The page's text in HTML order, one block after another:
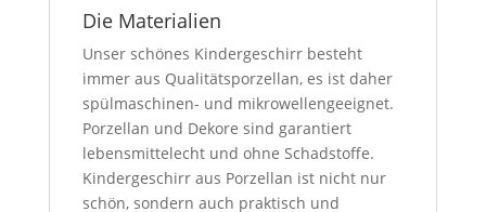
Die Materialien
Unser schönes Kindergeschirr besteht
immer aus Qualitätsporzellan, es ist daher
spülmaschinen- und mikrowellengeeignet.
Porzellan und Dekore sind garantiert
lebensmittelecht und ohne Schadstoffe.
Kindergeschirr aus Porzellan ist nicht nur
schön, sondern auch praktisch und